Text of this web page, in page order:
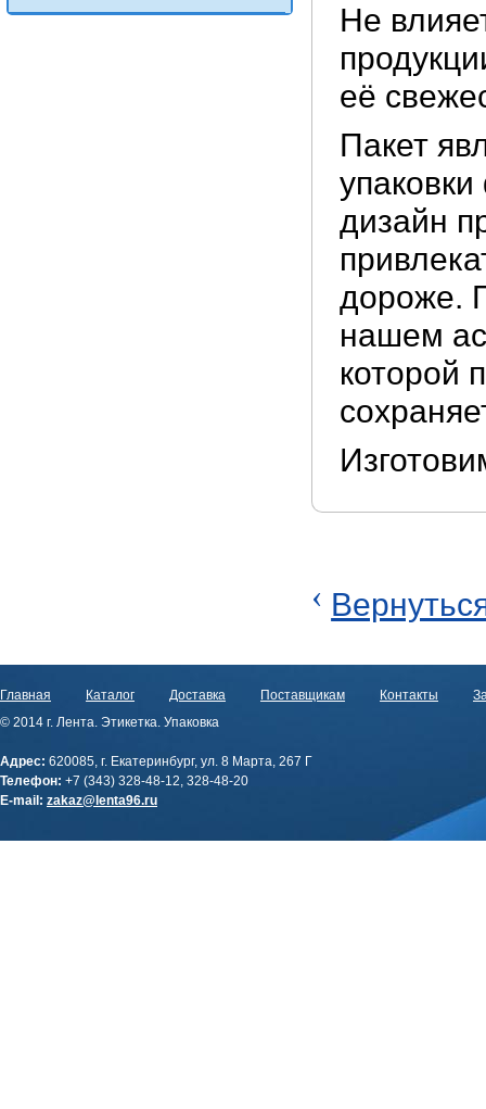
Не
её
Пакет
дизайн
дороже.
нашем
которой
‹
Главная Каталог Доставка Поставщикам Контакты
© 2014 г. Лента. Этикетка. Упаковка
Адрес: 620085, г. Екатеринбург, ул. 8 Марта, 267 Г
Телефон: +7 (343) 328-48-12, 328-48-20
E-mail: zakaz@lenta96.ru